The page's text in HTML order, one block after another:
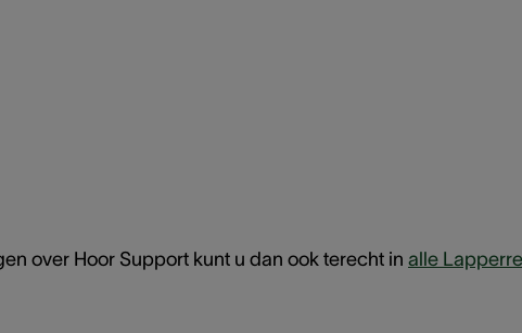
over Hoor Support kunt u dan ook terecht in alle Lapperre